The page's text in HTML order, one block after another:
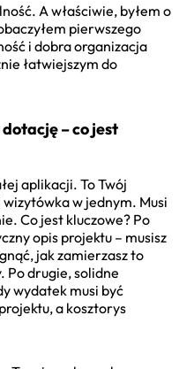
A właściwie, byłem o
pierwszego
i dobra organizacja
łatwiejszym do
– co jest
aplikacji. To Twój
w jednym. Musi
Co jest kluczowe? Po
opis projektu – musisz
jak zamierzasz to
Po drugie, solidne
wydatek musi być
a kosztorys